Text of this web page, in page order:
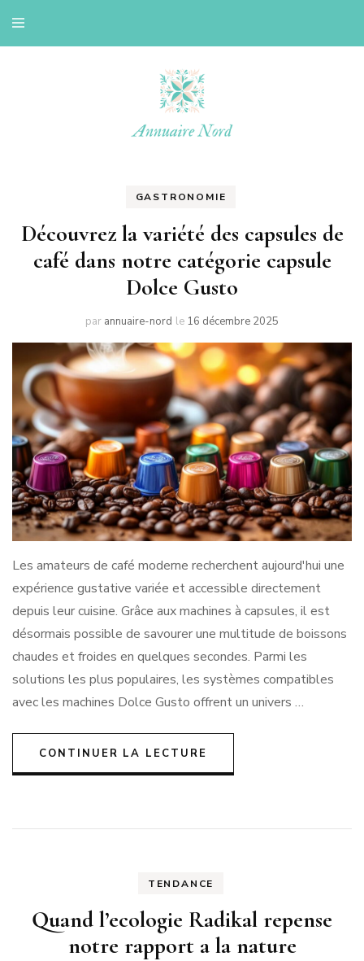
Le blog d'une ch'ti du nord
GASTRONOMIE
Découvrez la variété des capsules de
café dans notre catégorie capsule
Dolce Gusto
par annuaire-nord le 16 décembre 2025
Les amateurs de café moderne recherchent aujourd'hui une
expérience gustative variée et accessible directement
depuis leur cuisine. Grâce aux machines à capsules, il est
désormais possible de savourer une multitude de boissons
chaudes et froides en quelques secondes. Parmi les
solutions les plus populaires, les systèmes compatibles
avec les machines Dolce Gusto offrent un univers …
CONTINUER LA LECTURE
TENDANCE
Quand l’ecologie Radikal repense
notre rapport a la nature